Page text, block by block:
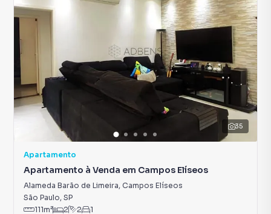
35
Apartamento
Apartamento à Venda em Campos Elíseos
Alameda Barão de Limeira, Campos Elíseos
São Paulo, SP
111m² 2 2 1